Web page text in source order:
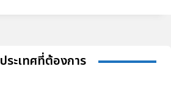
ประเทศที่ต้องการ